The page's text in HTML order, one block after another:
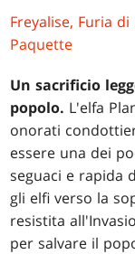
Freyalise, Furia
Paquette
Un sacrificio
popolo. L'elfa
onorati
essere una dei
seguaci e rapida
gli elfi verso la
resistita
per salvare il